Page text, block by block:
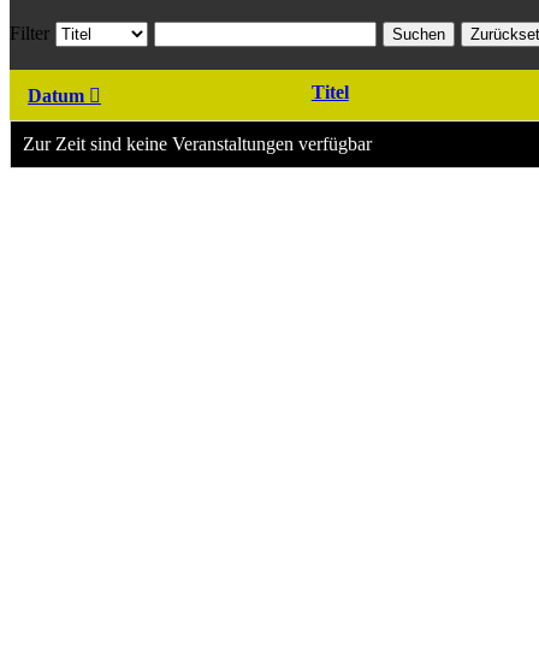
Filter Suchen
Datum Titel
Zur Zeit sind keine Veranstaltungen verfügbar